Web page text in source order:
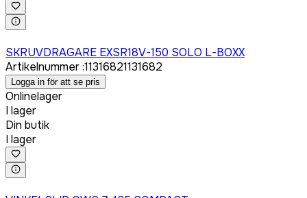
SKRUVDRAGARE EXSR18V-150 SOLO L-BOXX
Artikelnummer:11316821131682
Logga in för att se pris
Onlinelager
I lager
Din butik
I lager